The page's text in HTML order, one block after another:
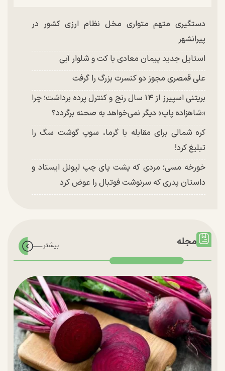
دستگیری متهم متواری مخل نظام ارزی کشور در
پیرانشهر
استایل جدید پیمان معادی با کت و شلوار آبی
علی قمصری مجوز دو کنسرت بزرگ را گرفت
بریتنی اسپیرز از ۱۴ سال رنج و کنترل پرده برداشت؛ چرا
«شاهزاده پاپ» دیگر نمی‌خواهد به صحنه برگردد؟
کره شمالی برای مقابله با گرما، سوپ گوشت سگ را
تبلیغ کرد!
خورخه مسی؛ مردی که پشت پای چپ لیونل ایستاد و
داستان پدری که سرنوشت فوتبال را عوض کرد
مجله